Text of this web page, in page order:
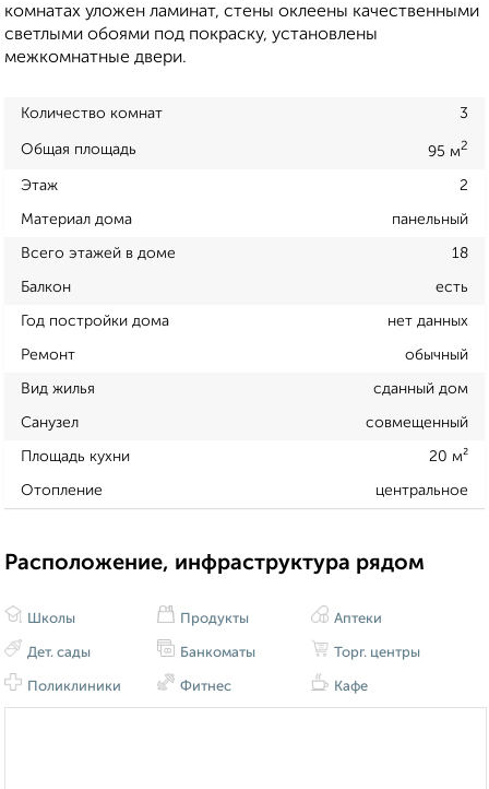
комнатах уложен ламинат, стены оклеены качественными
светлыми обоями под покраску, установлены
межкомнатные двери.
Количество комнат 3
Общая площадь 95 м2
Этаж 2
Материал дома панельный
Всего этажей в доме 18
Балкон есть
Год постройки дома нет данных
Ремонт обычный
Вид жилья сданный дом
Санузел совмещенный
Площадь кухни 20 м²
Отопление центральное
Расположение, инфраструктура рядом
Школы
Дет. сады
Поликлиники
Продукты
Банкоматы
Фитнес
Аптеки
Торг. центры
Кафе